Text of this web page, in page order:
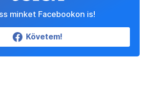
minket Facebookon is!
Követem!